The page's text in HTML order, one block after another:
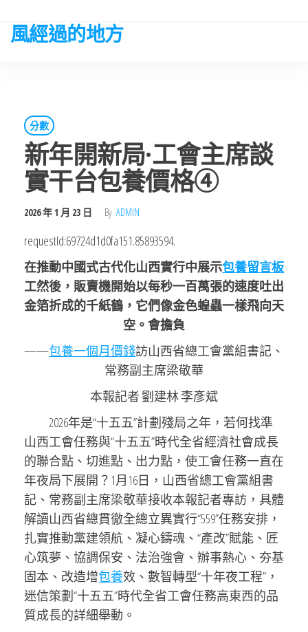
the
風經過的地方
分數
新年開新局·工會主席談
實干台包養價格④
2026 年 1 月 23 日 By ADMIN
requestId:69724d1d0fa151.85893594.
在推動中國式古代化山西實行中展示包養留言板
工然後，販賣機開始以每秒一百萬張的速度吐出
金箔折成的千紙鶴，它們像金色蝗蟲一樣飛向天
空。會擔負
——包養一個月價錢訪山西省總工會黨組書記、
常務副主席梁敬華
本報記者 劉建林 李彥斌
2026年是“十五五”計劃殘局之年，若何找準
山西工會任務與“十五五”時代全省經濟社會成長
的聯合點、切進點、出力點，使工會任務一直在
年夜局下展開？1月16日，山西省總工會黨組書
記、常務副主席梁敬華接收本報記者專訪，具體
解讀山西省總貫徹全總立異實行“559”任務安排，
扎實推動黨建領航、凝心鑄魂、“產改”賦能、匠
心筑夢、協調保安、法治強會、辦事熱心、夯基
固本、改造增包養效、數智轉型“十年夜工程”，
迷信策劃“十五五”時代全省工會任務高東西的品
質成長的詳細舉動。